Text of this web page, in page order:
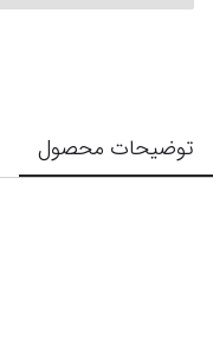
توضیحات محصول